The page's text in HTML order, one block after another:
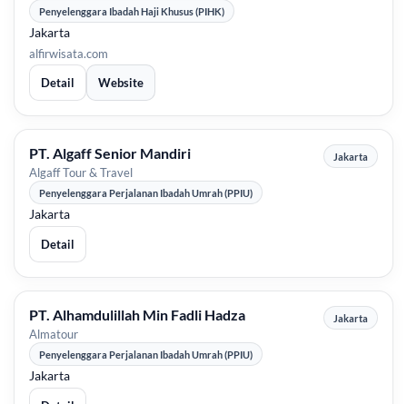
Penyelenggara Ibadah Haji Khusus (PIHK)
Jakarta
alfirwisata.com
Detail
Website
PT. Algaff Senior Mandiri
Algaff Tour & Travel
Jakarta
Penyelenggara Perjalanan Ibadah Umrah (PPIU)
Jakarta
Detail
PT. Alhamdulillah Min Fadli Hadza
Almatour
Jakarta
Penyelenggara Perjalanan Ibadah Umrah (PPIU)
Jakarta